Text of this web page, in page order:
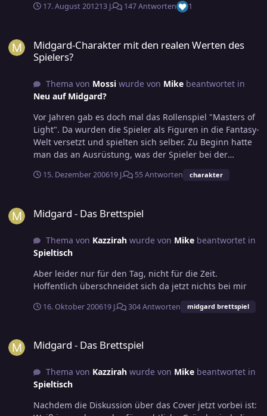
kann man mit dem Können dieser Figur die Situation
Glück unterschiedlich. Aber daß Grad 1 nur durch
Würfelglück zu ertragen sei, diese Äußerung ist
vorstellen können, daß mir das Spaß macht. Es reicht,
wenn Du das (von mir aus kopfschüttelnd) akzeptierst.
17. August 201213 J. 147 Antworten 1
Midgard-Charakter mit den realen Werten des
Spielers?
Thema von Mossiwurde von Mikebeantwortet in
Neu auf Midgard?
Vor Jahren gab es doch mal das Rollenspiel "Masters of
Light". Da wurden die Spieler als Figuren in die Fantasy-
Welt versetzt und spielten sich selber. Zu Beginn hatte
man das an Ausrüstung, was der Spieler bei der
Figurenerschaffung dabei hatte. Raucher hatten oft
einen Vorteil: Das Feuerzeug ließ sich bei Magiern etc.
15. Dezember 200619 J. 55 Antworten charakter
Midgard - Das Brettspiel
Thema von Kazzirahwurde von Mikebeantwortet in
Spieltisch
Aber leider nur für den Tag, nicht für die Zeit.
Hoffentlich überschneidet sich da jetzt nichts bei mir
16. Oktober 200619 J. 304 Antworten midgard brettspiel
Midgard - Das Brettspiel
Thema von Kazzirahwurde von Mikebeantwortet in
Spieltisch
Nachdem die Diskussion über das Cover jetzt vorbei ist: